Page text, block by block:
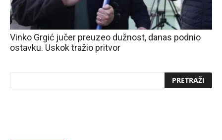
Vinko Grgić jučer preuzeo dužnost, danas podnio
ostavku. Uskok tražio pritvor